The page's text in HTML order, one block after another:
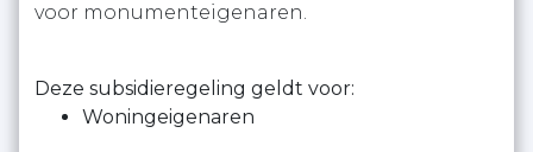
voor monumenteigenaren.
Deze subsidieregeling geldt voor:
Woningeigenaren